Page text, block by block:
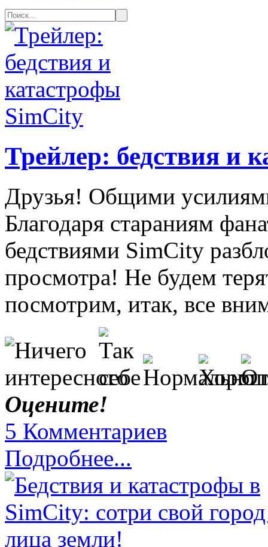
Трейлер: бедствия и
Друзья! Общими
Благодаря стараниям
бедствиями SimCity
просмотра! Не будем
посмотрим, итак, все
Оцените!
5 Комментариев
Подробнее...